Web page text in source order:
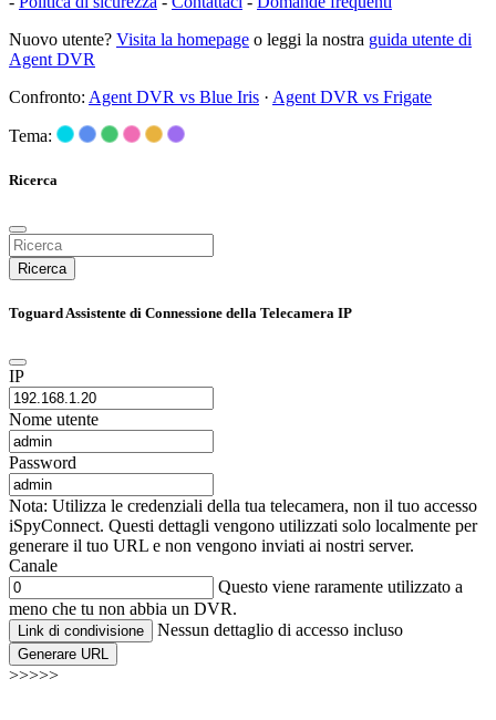
Nuovo utente? Visita la homepage o leggi la nostra guida utente di
Agent DVR
Confronto: Agent DVR vs Blue Iris · Agent DVR vs Frigate
Tema:
Ricerca
Ricerca
Toguard Assistente di Connessione della Telecamera IP
IP
Nome utente
Password
Nota: Utilizza le credenziali della tua telecamera, non il tuo accesso
iSpyConnect. Questi dettagli vengono utilizzati solo localmente per
generare il tuo URL e non vengono inviati ai nostri server.
Canale
Questo viene raramente utilizzato a
meno che tu non abbia un DVR.
Link di condivisione Nessun dettaglio di accesso incluso
Generare URL
>>>>>